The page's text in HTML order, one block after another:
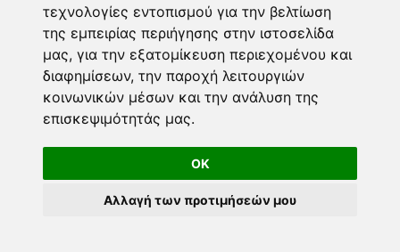
τεχνολογίες εντοπισμού για την βελτίωση
της εμπειρίας περιήγησης στην ιστοσελίδα
μας, για την εξατομίκευση περιεχομένου και
διαφημίσεων, την παροχή λειτουργιών
κοινωνικών μέσων και την ανάλυση της
επισκεψιμότητάς μας.
OK
Αλλαγή των προτιμήσεών μου
Επικοινωνία
Φόρμα επικοινωνίας
info@taromanteia.gr
Όροι Χρήσης & Πολιτική Απορρήτου